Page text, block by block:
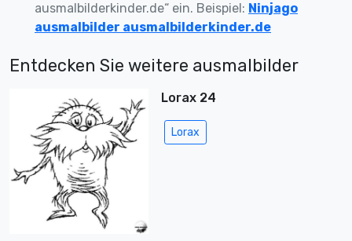
ausmalbilderkinder.de“ ein. Beispiel: Ninjago
ausmalbilder ausmalbilderkinder.de
Entdecken Sie weitere ausmalbilder
Lorax 24
Lorax